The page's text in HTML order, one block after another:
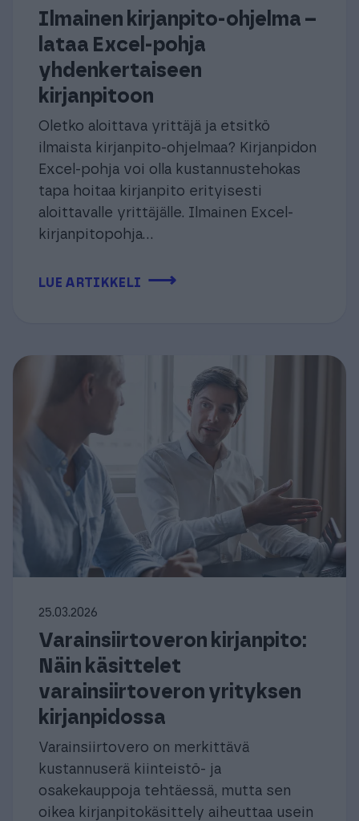
Ilmainen kirjanpito-ohjelma –
lataa Excel-pohja
yhdenkertaiseen
kirjanpitoon
Oletko aloittava yrittäjä ja etsitkö
ilmaista kirjanpito-ohjelmaa? Kirjanpidon
Excel-pohja voi olla kustannustehokas
tapa hoitaa kirjanpito erityisesti
aloittavalle yrittäjälle. Ilmainen Excel-
kirjanpitopohja...
LUE ARTIKKELI ⟶
25.03.2026
Varainsiirtoveron kirjanpito:
Näin käsittelet
varainsiirtoveron yrityksen
kirjanpidossa
Varainsiirtovero on merkittävä
kustannuserä kiinteistö- ja
osakekauppoja tehtäessä, mutta sen
oikea kirjanpitokäsittely aiheuttaa usein